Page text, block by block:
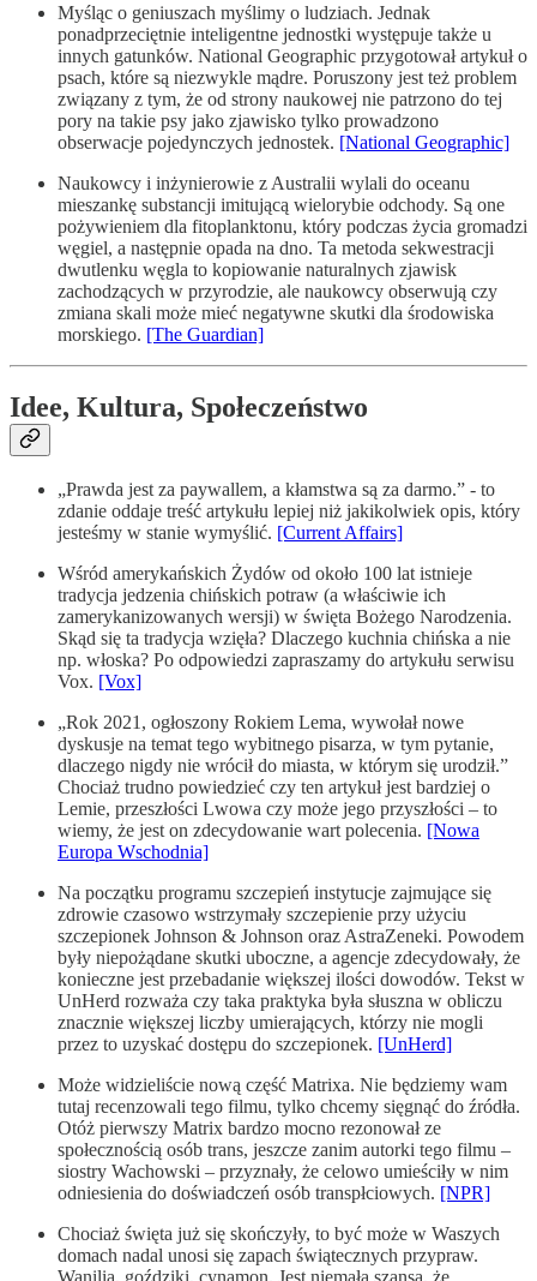
Myśląc o geniuszach myślimy o ludziach. Jednak
ponadprzeciętnie inteligentne jednostki występuje także u
innych gatunków. National Geographic przygotował artykuł o
psach, które są niezwykle mądre. Poruszony jest też problem
związany z tym, że od strony naukowej nie patrzono do tej
pory na takie psy jako zjawisko tylko prowadzono
obserwacje pojedynczych jednostek. [National Geographic]
Naukowcy i inżynierowie z Australii wylali do oceanu
mieszankę substancji imitującą wielorybie odchody. Są one
pożywieniem dla fitoplanktonu, który podczas życia gromadzi
węgiel, a następnie opada na dno. Ta metoda sekwestracji
dwutlenku węgla to kopiowanie naturalnych zjawisk
zachodzących w przyrodzie, ale naukowcy obserwują czy
zmiana skali może mieć negatywne skutki dla środowiska
morskiego. [The Guardian]
Idee, Kultura, Społeczeństwo
„Prawda jest za paywallem, a kłamstwa są za darmo.” - to
zdanie oddaje treść artykułu lepiej niż jakikolwiek opis, który
jesteśmy w stanie wymyślić. [Current Affairs]
Wśród amerykańskich Żydów od około 100 lat istnieje
tradycja jedzenia chińskich potraw (a właściwie ich
zamerykanizowanych wersji) w święta Bożego Narodzenia.
Skąd się ta tradycja wzięła? Dlaczego kuchnia chińska a nie
np. włoska? Po odpowiedzi zapraszamy do artykułu serwisu
Vox. [Vox]
„Rok 2021, ogłoszony Rokiem Lema, wywołał nowe
dyskusje na temat tego wybitnego pisarza, w tym pytanie,
dlaczego nigdy nie wrócił do miasta, w którym się urodził.”
Chociaż trudno powiedzieć czy ten artykuł jest bardziej o
Lemie, przeszłości Lwowa czy może jego przyszłości – to
wiemy, że jest on zdecydowanie wart polecenia. [Nowa
Europa Wschodnia]
Na początku programu szczepień instytucje zajmujące się
zdrowie czasowo wstrzymały szczepienie przy użyciu
szczepionek Johnson & Johnson oraz AstraZeneki. Powodem
były niepożądane skutki uboczne, a agencje zdecydowały, że
konieczne jest przebadanie większej ilości dowodów. Tekst w
UnHerd rozważa czy taka praktyka była słuszna w obliczu
znacznie większej liczby umierających, którzy nie mogli
przez to uzyskać dostępu do szczepionek. [UnHerd]
Może widzieliście nową część Matrixa. Nie będziemy wam
tutaj recenzowali tego filmu, tylko chcemy sięgnąć do źródła.
Otóż pierwszy Matrix bardzo mocno rezonował ze
społecznością osób trans, jeszcze zanim autorki tego filmu –
siostry Wachowski – przyznały, że celowo umieściły w nim
odniesienia do doświadczeń osób transpłciowych. [NPR]
Chociaż święta już się skończyły, to być może w Waszych
domach nadal unosi się zapach świątecznych przypraw.